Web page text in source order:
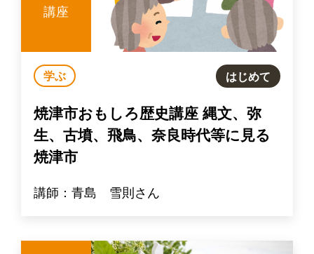
講座
学ぶ はじめて
焼津市おもしろ歴史講座 縄文、弥
生、古墳、飛鳥、奈良時代等に見る
焼津市
講師：青島 雪則さん